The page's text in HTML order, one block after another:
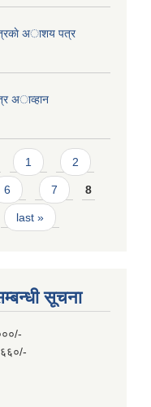
अाशय पत्र
अाव्हान
1 2
6 7 8
last »
सूचना